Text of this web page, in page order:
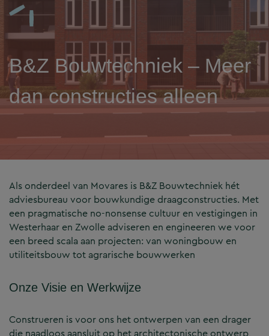
B&Z Bouwtechniek – Meer
dan constructies alleen
Als onderdeel van Movares is B&Z Bouwtechniek hét
adviesbureau voor bouwkundige draagconstructies. Met
een pragmatische no-nonsense cultuur en vestigingen in
Westerhaar en Zwolle adviseren en engineeren we voor
een breed scala aan projecten: van woningbouw en
utiliteitsbouw tot agrarische bouwwerken
Onze Visie en Werkwijze
Construeren is voor ons het ontwerpen van een drager